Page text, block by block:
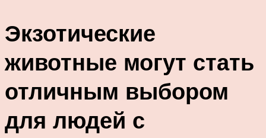
Экзотические
животные могут стать
отличным выбором
для людей с